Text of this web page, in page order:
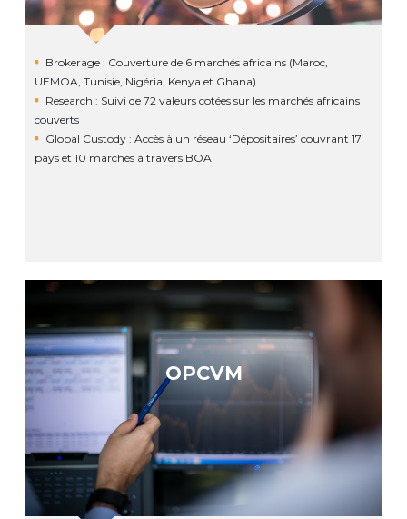
Brokerage : Couverture de 6 marchés africains (Maroc,
UEMOA, Tunisie, Nigéria, Kenya et Ghana).
Research : Suivi de 72 valeurs cotées sur les marchés africains
couverts
Global Custody : Accès à un réseau ‘Dépositaires’ couvrant 17
pays et 10 marchés à travers BOA
OPCVM